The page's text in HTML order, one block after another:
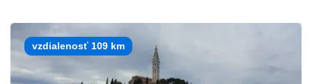
vzdialenosť 109 km